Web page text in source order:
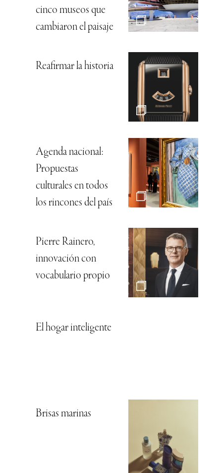
cinco museos que
cambiaron el paisaje
Reafirmar la historia
Agenda nacional:
Propuestas
culturales en todos
los rincones del país
Pierre Rainero,
innovación con
vocabulario propio
El hogar inteligente
Brisas marinas